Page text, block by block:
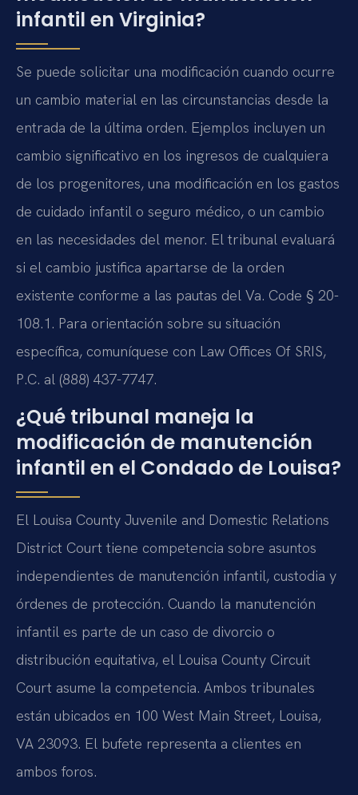
infantil en Virginia?
Se puede solicitar una modificación cuando ocurre
un cambio material en las circunstancias desde la
entrada de la última orden. Ejemplos incluyen un
cambio significativo en los ingresos de cualquiera
de los progenitores, una modificación en los gastos
de cuidado infantil o seguro médico, o un cambio
en las necesidades del menor. El tribunal evaluará
si el cambio justifica apartarse de la orden
existente conforme a las pautas del Va. Code § 20-
108.1. Para orientación sobre su situación
específica, comuníquese con Law Offices Of SRIS,
P.C. al (888) 437-7747.
¿Qué tribunal maneja la
modificación de manutención
infantil en el Condado de Louisa?
El Louisa County Juvenile and Domestic Relations
District Court tiene competencia sobre asuntos
independientes de manutención infantil, custodia y
órdenes de protección. Cuando la manutención
infantil es parte de un caso de divorcio o
distribución equitativa, el Louisa County Circuit
Court asume la competencia. Ambos tribunales
están ubicados en 100 West Main Street, Louisa,
VA 23093. El bufete representa a clientes en
ambos foros.